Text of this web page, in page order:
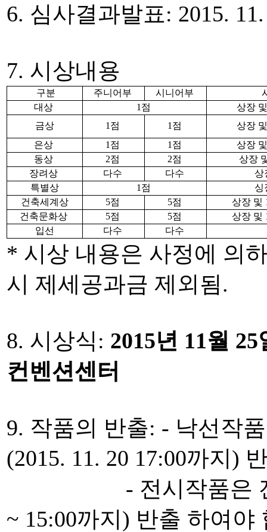
6. 심사결과발표: 2015.
7. 시상내용
구분 주니어부 시니어부
대상
1점
상장
금상
1점 1점
상장
은상
1점 1점
상장
동상
2점 2점
상장
장려상
다수 다수
상
특별상
1점
싱
건축세계상
5점 5점
상장 및
건축문화상
5점 5점
상장 및
입선
다수 다수
* 시상 내용은 사정에 의
시 제세공과금 제외됨.
8. 시상식: 2015년 11월
컨벤션센터
9. 작품의 반출: - 낙선작
(2015. 11. 20 17:00까지)
- 전시작품은 전시
~ 15:00까지) 반출 하여야